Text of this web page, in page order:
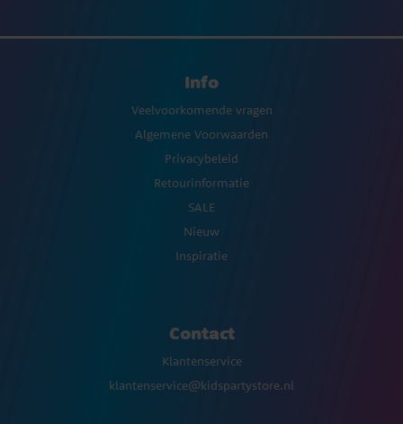
Info
Veelvoorkomende vragen
Algemene Voorwaarden
Privacybeleid
Retourinformatie
SALE
Nieuw
Inspiratie
Contact
Klantenservice
klantenservice@kidspartystore.nl